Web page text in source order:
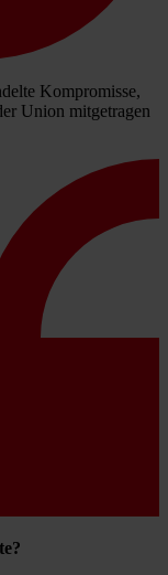
Kompromisse,
Union mitgetragen